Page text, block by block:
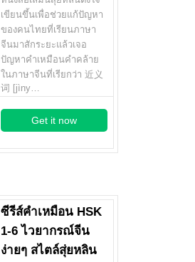
เขียนขึ้นเพื่อช่วยแก้ปัญหา
ของคนไทยที่เรียนภาษา
จีนมาสักระยะแล้วเจอ
ปัญหาคำเหมือนคำคล้าย
ในภาษาจีนที่เรียกว่า 近义
词 [jìny…
Get it now
ซีรีส์คำเหมือน HSK
1-6 ไวยากรณ์จีน
ง่ายๆ สไตล์สุ่ยหลิน